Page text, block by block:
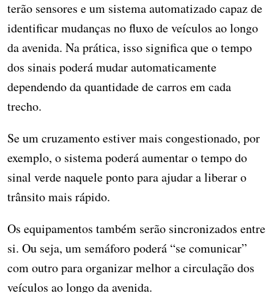
terão sensores e um sistema automatizado capaz de
identificar mudanças no fluxo de veículos ao longo
da avenida. Na prática, isso significa que o tempo
dos sinais poderá mudar automaticamente
dependendo da quantidade de carros em cada
trecho.
Se um cruzamento estiver mais congestionado, por
exemplo, o sistema poderá aumentar o tempo do
sinal verde naquele ponto para ajudar a liberar o
trânsito mais rápido.
Os equipamentos também serão sincronizados entre
si. Ou seja, um semáforo poderá “se comunicar”
com outro para organizar melhor a circulação dos
veículos ao longo da avenida.